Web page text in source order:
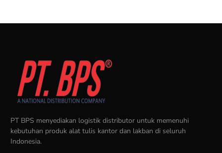
PT BPS menyediakan logistik distributor untuk memenuhi
kebutuhan produk alat tulis kantor dan lakban di seluruh
Indonesia.